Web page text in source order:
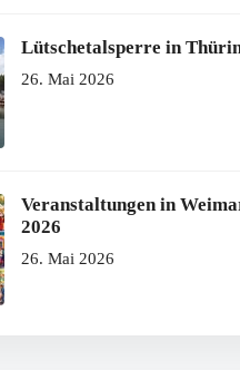
Lütschetalsperre in
26. Mai 2026
Veranstaltungen in
2026
26. Mai 2026